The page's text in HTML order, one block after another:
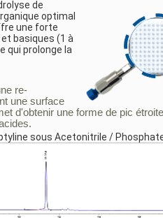
de
optimal
une forte
basiques (1 à
qui prolonge la
re-
une surface
d'obtenir une forme de pic
sous Acetonitrile /